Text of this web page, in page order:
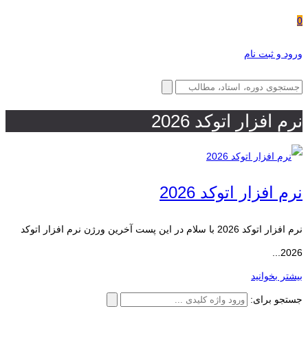
0
ورود و ثبت نام
نرم افزار اتوکد 2026
نرم افزار اتوکد 2026
نرم افزار اتوکد 2026 با سلام در این پست آخرین ورژن نرم افزار اتوکد
2026...
بیشتر بخوانید
جستجو برای: